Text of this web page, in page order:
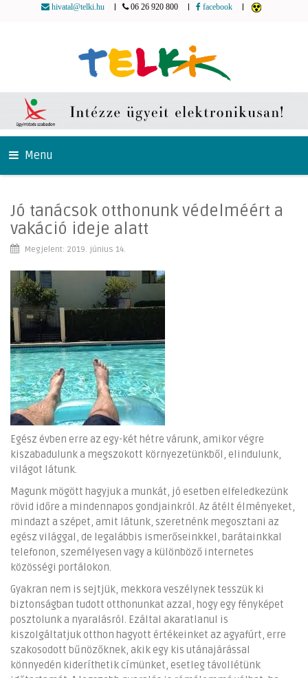
hivatal@telki.hu 06 26 920 800 facebook
Menu
Jó tanácsok otthonunk védelméért a
vakáció ideje alatt
Megjelent: 2019. június 14.
Egész évben erre az egy-két hétre várunk, amikor végre
kiszabadulunk a megszokott környezetünkből, elindulunk,
világot látunk.
Magunk mögött hagyjuk a munkát, jó esetben elfeledkezünk
rövid időre a mindennapos gondjainkról. Az átélt élményeket,
mindazt a szépet, amit látunk, szeretnénk megosztani az
egész világgal, de legalábbis ismerőseinkkel, barátainkkal
telefonon, személyesen vagy a különböző internetes
közösségi portálokon.
Gyakran nem is sejtjük, mekkora veszélynek tesszük ki
biztonságban tudott otthonunkat azzal, hogy egy fényképet
posztolunk a nyaralásról. Ezáltal akaratlanul is
kiszolgáltatjuk otthon hagyott értékeinket az agyafúrt, erre
szakosodott bűnözőknek, akik egy kis utánajárással
könnyedén kideríthetik címünket, esetleg távollétünk